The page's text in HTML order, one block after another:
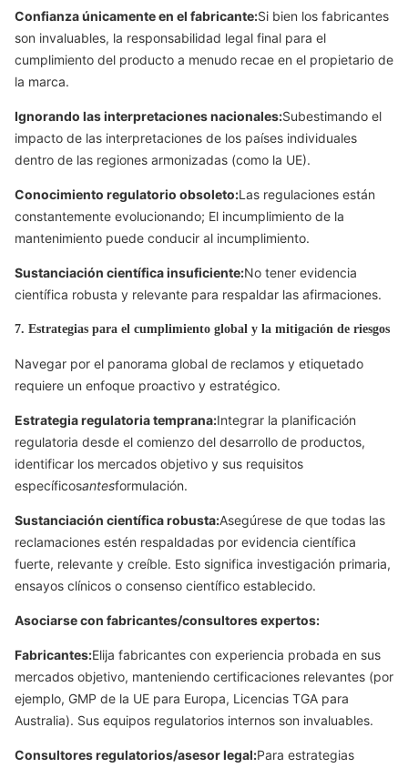
Confianza únicamente en el fabricante:Si bien los fabricantes
son invaluables, la responsabilidad legal final para el
cumplimiento del producto a menudo recae en el propietario de
la marca.
Ignorando las interpretaciones nacionales:Subestimando el
impacto de las interpretaciones de los países individuales
dentro de las regiones armonizadas (como la UE).
Conocimiento regulatorio obsoleto:Las regulaciones están
constantemente evolucionando; El incumplimiento de la
mantenimiento puede conducir al incumplimiento.
Sustanciación científica insuficiente:No tener evidencia
científica robusta y relevante para respaldar las afirmaciones.
7. Estrategias para el cumplimiento global y la mitigación de riesgos
Navegar por el panorama global de reclamos y etiquetado
requiere un enfoque proactivo y estratégico.
Estrategia regulatoria temprana:Integrar la planificación
regulatoria desde el comienzo del desarrollo de productos,
identificar los mercados objetivo y sus requisitos
específicosantesformulación.
Sustanciación científica robusta:Asegúrese de que todas las
reclamaciones estén respaldadas por evidencia científica
fuerte, relevante y creíble. Esto significa investigación primaria,
ensayos clínicos o consenso científico establecido.
Asociarse con fabricantes/consultores expertos:
Fabricantes:Elija fabricantes con experiencia probada en sus
mercados objetivo, manteniendo certificaciones relevantes (por
ejemplo, GMP de la UE para Europa, Licencias TGA para
Australia). Sus equipos regulatorios internos son invaluables.
Consultores regulatorios/asesor legal:Para estrategias